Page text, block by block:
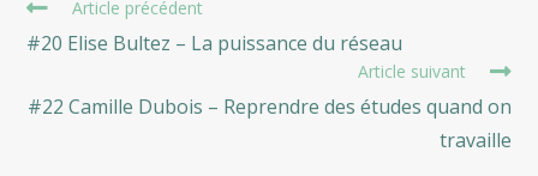
Read
articles
Article précédent
#20 Elise Bultez – La puissance du réseau
Article suivant
#22 Camille Dubois – Reprendre des études quand on
travaille